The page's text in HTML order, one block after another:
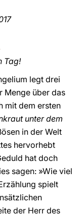
Tag!
legt drei
Menge über das
mit dem ersten
unter dem
in der Welt
hervorhebt
hat doch
sagen: »Wie viel
spielt
der Herr des